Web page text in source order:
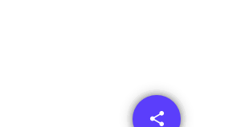
share
email